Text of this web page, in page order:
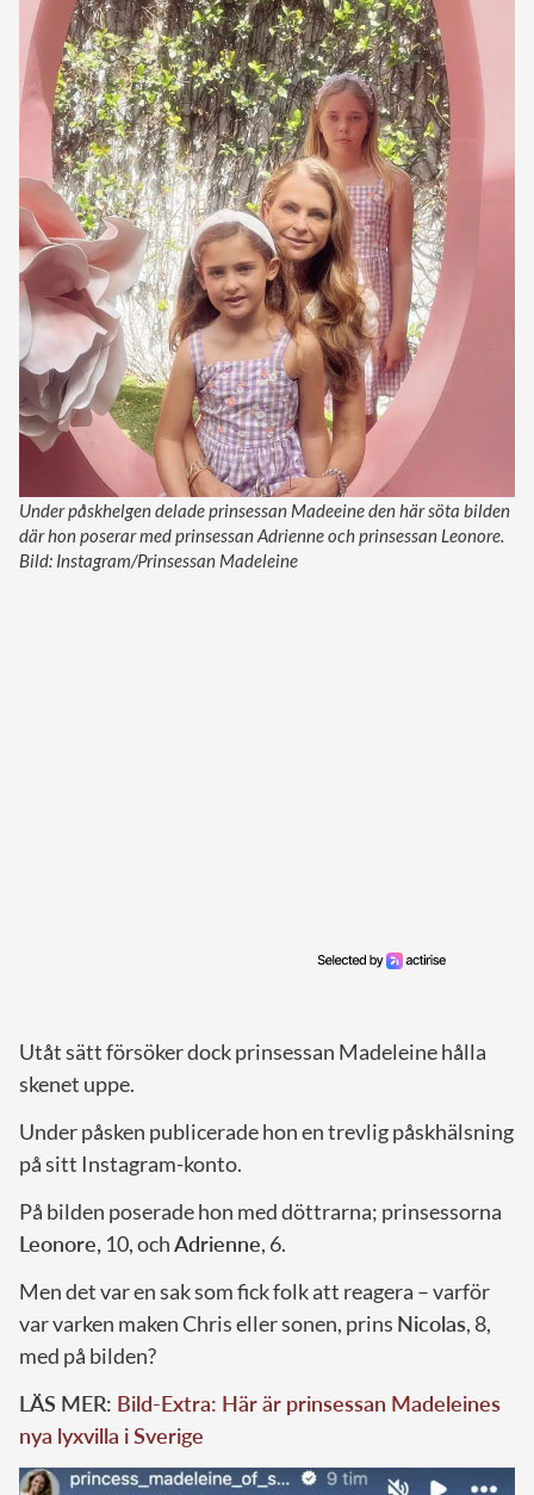
Under påskhelgen delade prinsessan Madeeine den här söta bilden
där hon poserar med prinsessan Adrienne och prinsessan Leonore.
Bild: Instagram/Prinsessan Madeleine
Utåt sätt försöker dock prinsessan Madeleine hålla
skenet uppe.
Under påsken publicerade hon en trevlig påskhälsning
på sitt Instagram-konto.
På bilden poserade hon med döttrarna; prinsessorna
Leonore, 10, ochAdrienne, 6.
Men det var en sak som fick folk att reagera – varför
var varken maken Chris eller sonen, prins Nicolas, 8,
med på bilden?
LÄS MER: Bild-Extra: Här är prinsessan Madeleines
nya lyxvilla i Sverige